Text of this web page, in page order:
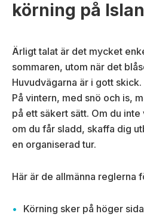
körning på
Ärligt talat är det mycket
sommaren, utom när det
Huvudvägarna är i gott skick.
På vintern, med snö och is,
på ett säkert sätt. Om du
om du får sladd, skaffa dig
en organiserad tur.
Här är de allmänna reglerna
Körning sker på höger sida